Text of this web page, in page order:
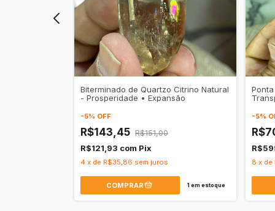
Biterminado de Quartzo Citrino Natural
- Prosperidade • Expansão
-5% OFF
R$143,45 R$151,00
R$121,93 com Pix
4 x de R$35,86 sem juros
1 em estoque
-5%
8 x de